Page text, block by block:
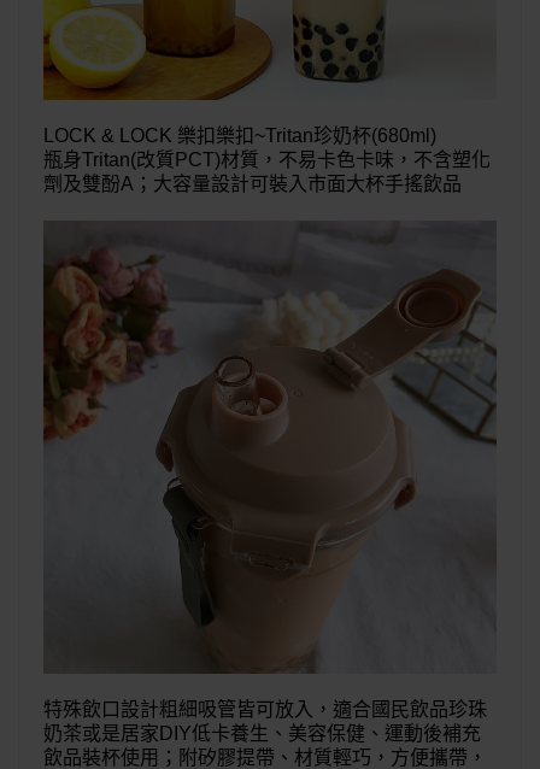
LOCK & LOCK 樂扣樂扣~Tritan珍奶杯(680ml)
瓶身Tritan(改質PCT)材質，不易卡色卡味，不含塑化
劑及雙酚A；大容量設計可裝入市面大杯手搖飲品
特殊飲口設計粗細吸管皆可放入，適合國民飲品珍珠
奶茶或是居家DIY低卡養生、美容保健、運動後補充
飲品裝杯使用；附矽膠提帶、材質輕巧，方便攜帶，